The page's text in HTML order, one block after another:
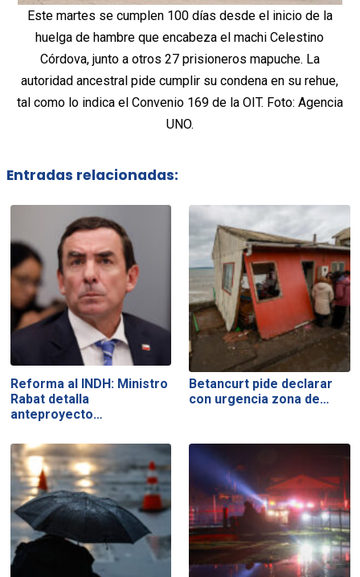
Este martes se cumplen 100 días desde el inicio de la
huelga de hambre que encabeza el machi Celestino
Córdova, junto a otros 27 prisioneros mapuche. La
autoridad ancestral pide cumplir su condena en su rehue,
tal como lo indica el Convenio 169 de la OIT. Foto: Agencia
UNO.
Entradas relacionadas:
Reforma al INDH: Ministro
Rabat detalla
anteproyecto…
Betancurt pide declarar
con urgencia zona de…